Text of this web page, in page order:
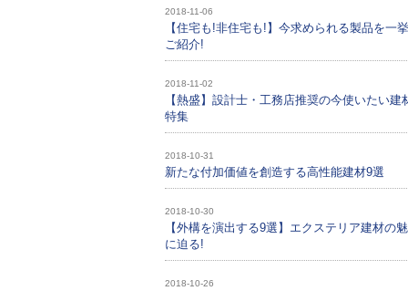
2018-11-06
【住宅も!非住宅も!】今求められる製品を一挙
ご紹介!
2018-11-02
【熱盛】設計士・工務店推奨の今使いたい建
特集
2018-10-31
新たな付加価値を創造する高性能建材9選
2018-10-30
【外構を演出する9選】エクステリア建材の
に迫る!
2018-10-26